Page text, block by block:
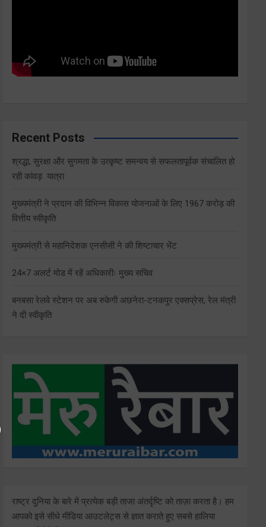
Recent Posts
श्रद्धा, सुरक्षा और सुगमता के उत्कृष्ट समन्वय से सफलतापूर्वक संचालित हो
रही कांवड़ यात्रा
मुख्यमंत्री ने प्रदान की विभिन्न विकास योजनाओं के लिए 1967 करोड़ की
वित्तीय स्वीकृति
मुख्यमंत्री से महानिदेशक एनसीसी ने की शिष्टाचार भेंट
24×7 अलर्ट मोड में रहें अधिकारीः मुख्य सचिव
बनबसा रेलवे स्टेशन पर अब रुकेगी अछनेरा-टनकपुर एक्सप्रेस, रेल मंत्री
ने दी स्वीकृति
राष्ट्र दुनिया के बारे में प्रत्येक बड़ी ताजा अंतर्दृष्टि को ताज़ा करता है। हम
आपको इसे सीधे मीडिया आउटलेट्स से ज्ञात कराते हुए सबसे हालिया